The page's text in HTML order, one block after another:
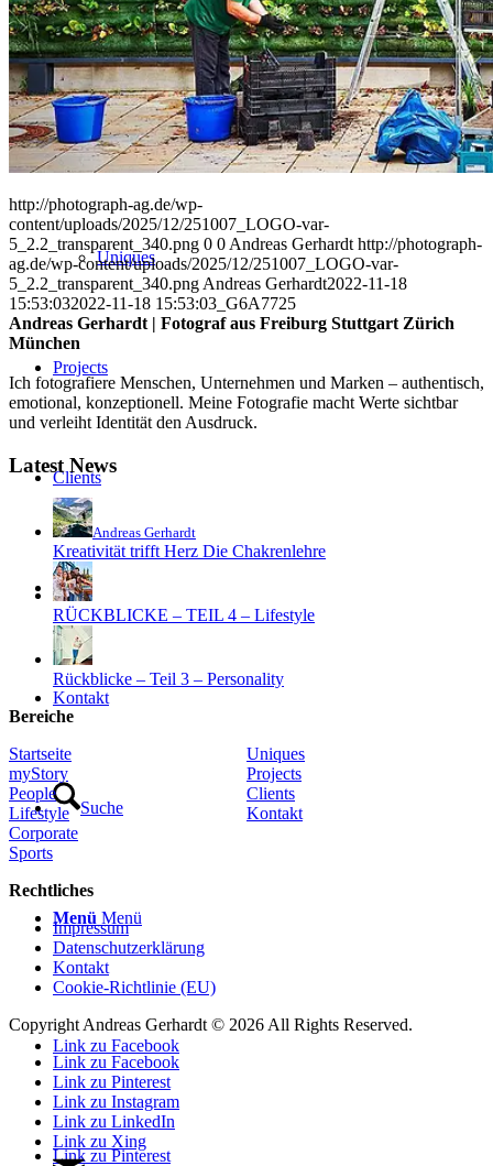
Corporate
Sports
Uniques
Projects
Clients
Blog
Kontakt
Suche
Menü Menü
Link zu Facebook
Link zu Pinterest
http://photograph-ag.de/wp-
content/uploads/2025/12/251007_LOGO-var-
5_2.2_transparent_340.png 0 0 Andreas Gerhardt http://photograph-
ag.de/wp-content/uploads/2025/12/251007_LOGO-var-
5_2.2_transparent_340.png Andreas Gerhardt2022-11-18
15:53:032022-11-18 15:53:03 _G6A7725
Andreas Gerhardt | Fotograf aus Freiburg Stuttgart Zürich
München
Ich fotografiere Menschen, Unternehmen und Marken – authentisch,
emotional, konzeptionell. Meine Fotografie macht Werte sichtbar
und verleiht Identität den Ausdruck.
Latest News
Andreas Gerhardt
Kreativität trifft Herz Die Chakrenlehre
RÜCKBLICKE – TEIL 4 – Lifestyle
Rückblicke – Teil 3 – Personality
Bereiche
Startseite
myStory
People
Lifestyle
Corporate
Sports
Uniques
Projects
Clients
Kontakt
Rechtliches
Impressum
Datenschutzerklärung
Kontakt
Cookie-Richtlinie (EU)
Copyright Andreas Gerhardt © 2026 All Rights Reserved.
Link zu Facebook
Link zu Pinterest
Link zu Instagram
Link zu LinkedIn
Link zu Xing